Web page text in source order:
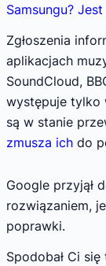
Samsungu?
Zgłoszenia
aplikacjach
SoundCloud,
występuje tylko
są w stanie
zmusza ich do
Google przyjął
rozwiązaniem,
poprawki.
Spodobał Ci się